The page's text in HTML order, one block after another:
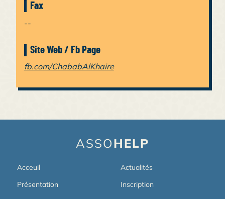
Fax
--
Site Web / Fb Page
fb.com/ChababAlKhaire
ASSOHELP
Acceuil
Présentation
Actualités
Inscription